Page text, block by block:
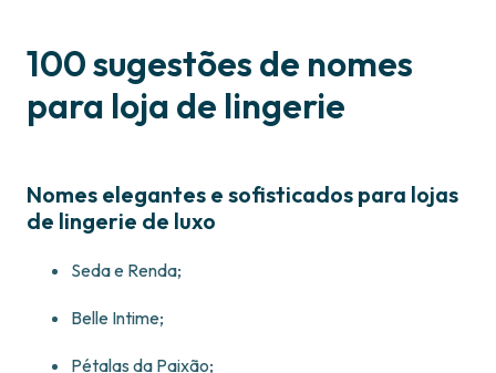
100 sugestões de nomes
para loja de lingerie
Nomes elegantes e sofisticados para lojas
de lingerie de luxo
Seda e Renda;
Belle Intime;
Pétalas da Paixão;